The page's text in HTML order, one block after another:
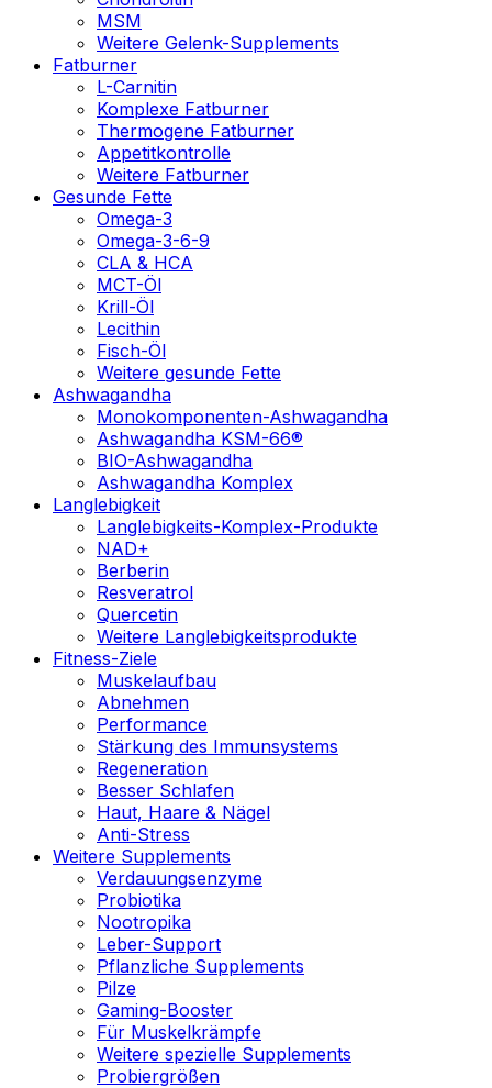
MSM
Weitere Gelenk-Supplements
Fatburner
L-Carnitin
Komplexe Fatburner
Thermogene Fatburner
Appetitkontrolle
Weitere Fatburner
Gesunde Fette
Omega-3
Omega-3-6-9
CLA & HCA
MCT-Öl
Krill-Öl
Lecithin
Fisch-Öl
Weitere gesunde Fette
Ashwagandha
Monokomponenten-Ashwagandha
Ashwagandha KSM-66®
BIO-Ashwagandha
Ashwagandha Komplex
Langlebigkeit
Langlebigkeits-Komplex-Produkte
NAD+
Berberin
Resveratrol
Quercetin
Weitere Langlebigkeitsprodukte
Fitness-Ziele
Muskelaufbau
Abnehmen
Performance
Stärkung des Immunsystems
Regeneration
Besser Schlafen
Haut, Haare & Nägel
Anti-Stress
Weitere Supplements
Verdauungsenzyme
Probiotika
Nootropika
Leber-Support
Pflanzliche Supplements
Pilze
Gaming-Booster
Für Muskelkrämpfe
Weitere spezielle Supplements
Probiergrößen